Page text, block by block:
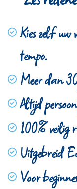
Kies zelf uw
tempo.
Meer dan
Altijd
100% veilig
Uitgebreid
Voor